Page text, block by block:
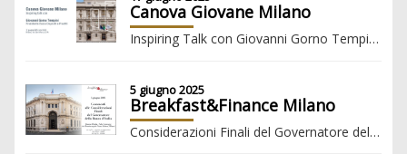
Canova Giovane Milano
Inspiring Talk con Giovanni Gorno Tempini, Presidente Cassa Depositi e Prestiti
5 giugno 2025
Breakfast&Finance Milano
Considerazioni Finali del Governatore della Banca d'Italia